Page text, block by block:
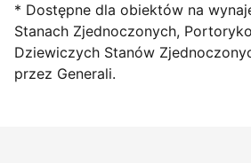
* Dostępne dla obiektów na
Stanach Zjednoczonych,
Dziewiczych Stanów
przez Generali.